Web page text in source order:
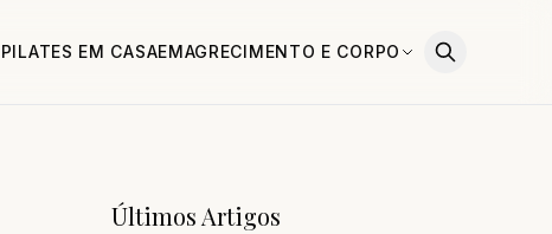
PILATES EM CASAEMAGRECIMENTO E CORPO
Últimos Artigos